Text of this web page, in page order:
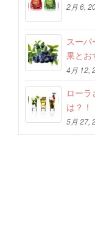
2月 6,
スー
果とお
4月 12,
ロー
は？！
5月 27,